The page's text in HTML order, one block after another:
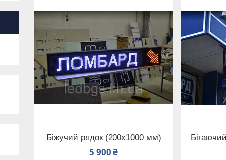
Біжучий рядок (200х1000 мм)
5 900 ₴